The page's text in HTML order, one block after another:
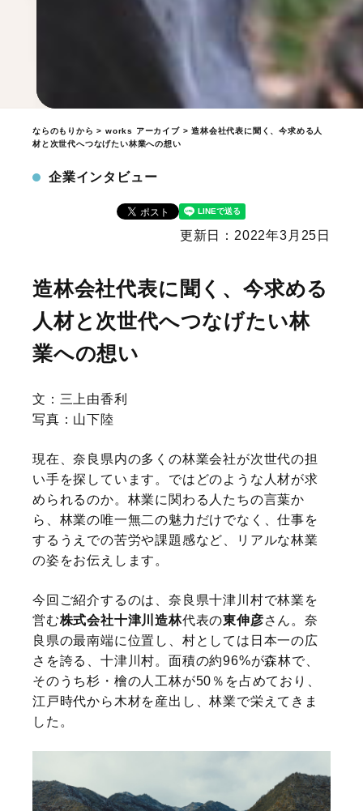
ならのもりから >works アーカイブ> 造林会社代表に聞く、今求める人
材と次世代へつなげたい林業への想い
企業インタビュー
更新日：2022年3月25日
造林会社代表に聞く、今求める
人材と次世代へつなげたい林
業への想い
文：三上由香利
写真：山下陸
現在、奈良県内の多くの林業会社が次世代の担
い手を探しています。ではどのような人材が求
められるのか。林業に関わる人たちの言葉か
ら、林業の唯一無二の魅力だけでなく、仕事を
するうえでの苦労や課題感など、リアルな林業
の姿をお伝えします。
今回ご紹介するのは、奈良県十津川村で林業を
営む株式会社十津川造林代表の東伸彦さん。奈
良県の最南端に位置し、村としては日本一の広
さを誇る、十津川村。面積の約96%が森林で、
そのうち杉・檜の人工林が50％を占めており、
江戸時代から木材を産出し、林業で栄えてきま
した。